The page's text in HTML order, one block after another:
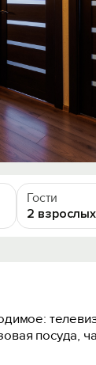
Гости
2 взрослых
посуда,